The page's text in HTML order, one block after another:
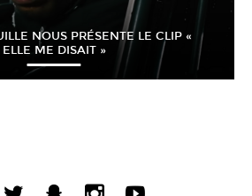
NOUS PRÉSENTE LE CLIP «
ELLE ME DISAIT »